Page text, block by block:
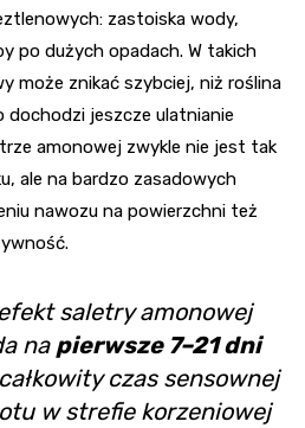
zastoiska wody,
po dużych opadach. W takich
może znikać szybciej, niż roślina
dochodzi jeszcze ulatnianie
amonowej zwykle nie jest tak
ale na bardzo zasadowych
nawozu na powierzchni też
saletry amonowej
na pierwsze 7–21 dni
czas sensownej
w strefie korzeniowej